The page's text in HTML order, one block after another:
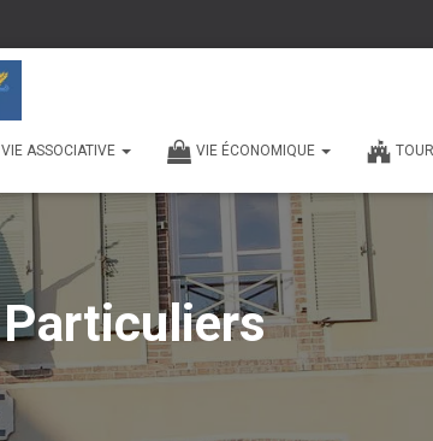
VIE ASSOCIATIVE VIE ÉCONOMIQUE